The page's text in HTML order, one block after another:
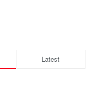
Latest